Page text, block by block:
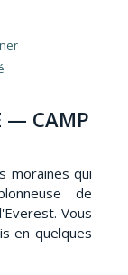
— CAMP
moraines qui
de
Vous
en quelques